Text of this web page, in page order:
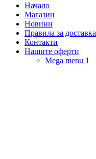
Начало
Магазин
Новини
Правила за доставка
Контакти
Нашите оферти
Mega menu 1